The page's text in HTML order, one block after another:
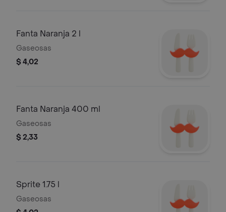
Fanta Naranja 2 l
Gaseosas
$ 4,02
Fanta Naranja 400 ml
Gaseosas
$ 2,33
Sprite 1.75 l
Gaseosas